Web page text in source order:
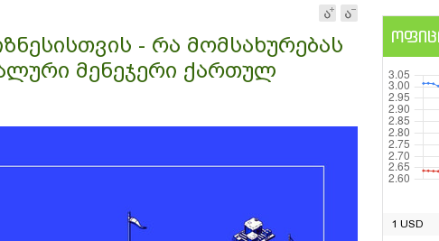
- რა მომსახურებას
მენეჯერი ქართულ
1 USD